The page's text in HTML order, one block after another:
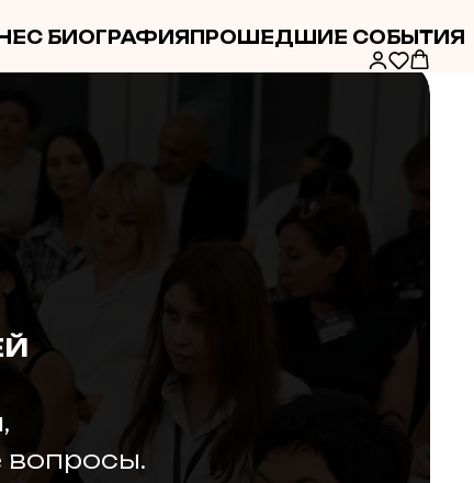
БИОГРАФИЯ ПРОШЕДШИЕ СОБЫТИЯ
вопросы.